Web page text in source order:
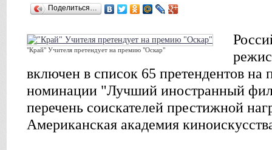
Поделиться…
"Край" Учителя претендует на премию "Оскар"
включен в список 65 претендентов
номинации "Лучший иностранный
перечень соискателей престижной
Американская академия